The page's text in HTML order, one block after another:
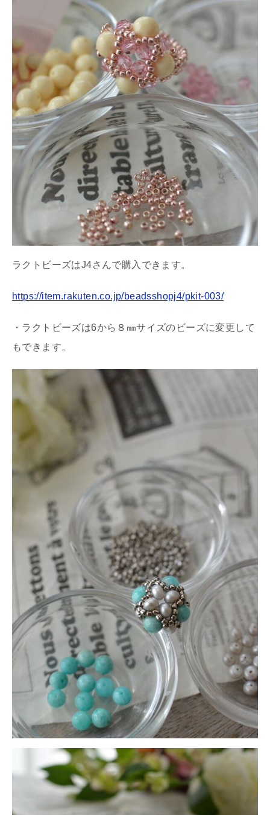
ラクトビーズはJ4さんで購入できます。
https://item.rakuten.co.jp/beadsshopj4/pkit-003/
・ラクトビーズは6から８㎜サイズのビーズに変更して
もできます。